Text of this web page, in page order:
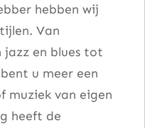
hebben wij
Van
en blues tot
u meer een
muziek van eigen
heeft de